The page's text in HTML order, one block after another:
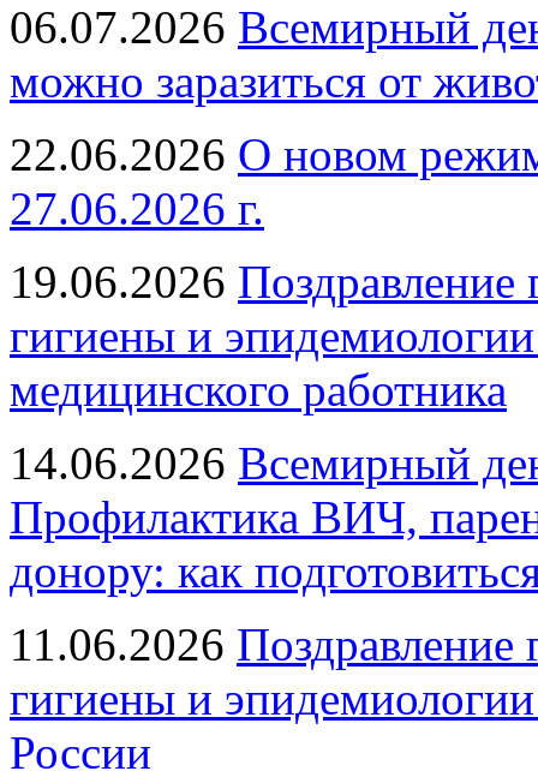
06.07.2026 Всемирный
можно заразиться от
22.06.2026 О новом
27.06.2026 г.
19.06.2026 Поздравление
гигиены и
медицинского работника
14.06.2026 Всемирный
Профилактика ВИЧ,
донору: как
11.06.2026 Поздравление
гигиены и
России